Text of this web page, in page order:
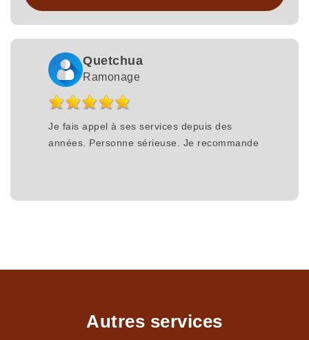
Quetchua
Ramonage
Je fais appel à ses services depuis des
années. Personne sérieuse. Je recommande
Autres services